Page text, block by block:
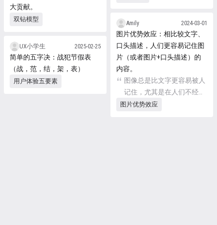
大贡献。
双钻模型
UX小学生 2025-02-25
简单的五字决：战犯节假表
（战，范，结，架，表）
用户体验五要素
相互的关联性并不强，比实
践本身的碎片化属性更突
出，所以学习体验设计知识
就变得非常困难。 本篇知识
库要解决的，就是将这些碎
片化的知识进行整理和归
类，让读者可以有序的学习
并掌握，构建对体验设计知
个钻石中，依据思维的趋势
细分成四个关键阶段： 发现
期(发散)：初步研究、发现
问题 定义期(收敛)：定义范
围、洞察设计机会 发展期
(再发散)：涌现想法、设计
评估 交付期(再收敛)：执
Amily 2024-03-01
图片优势效应：相比较文字、
口头描述，人们更容易记住图
片（或者图片+口头描述）的
内容。
图像总是比文字更容易被人
记住，尤其是在人们不经意
间注意到并且持续时间很短
图片优势效应